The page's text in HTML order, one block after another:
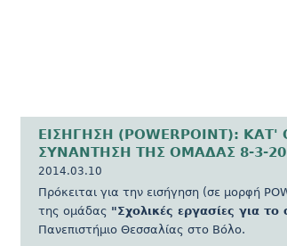
ΕΙΣΗΓΗΣΗ (POWERPOINT):
ΣΥΝΑΝΤΗΣΗ ΤΗΣ ΟΜΑΔΑΣ 8-3-
2014.03.10
Πρόκειται για την εισήγηση (σε μορφή
της ομάδας "Σχολικές εργασίες για το
Πανεπιστήμιο Θεσσαλίας στο Βόλο.